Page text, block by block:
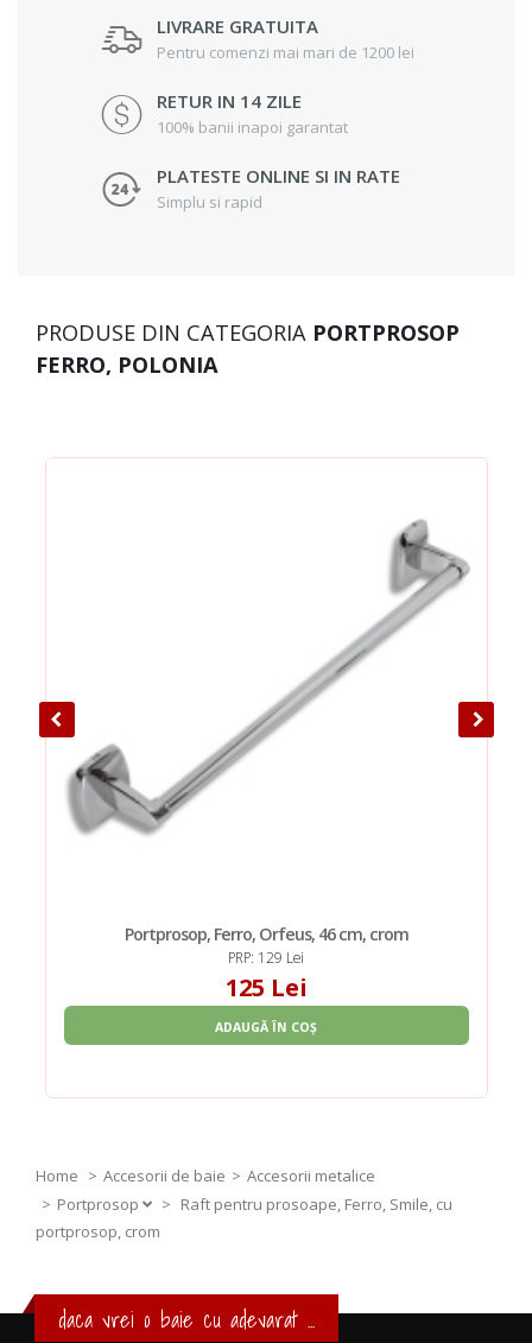
LIVRARE GRATUITA
Pentru comenzi mai mari de 1200 lei
RETUR IN 14 ZILE
100% banii inapoi garantat
PLATESTE ONLINE SI IN RATE
Simplu si rapid
PRODUSE DIN CATEGORIA PORTPROSOP
FERRO, POLONIA
Portprosop, Ferro, Orfeus, 46 cm, crom
PRP: 129 Lei
125 Lei
ADAUGĂ ÎN COȘ
Home Accesorii de baie
Accesorii metalice
Portprosop
> Raft pentru prosoape, Ferro, Smile, cu
portprosop, crom
daca vrei o baie cu adevarat ...